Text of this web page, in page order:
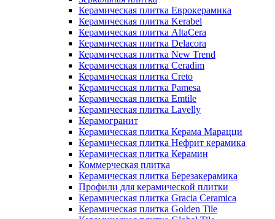
Керамическая плитка Еврокерамика
Керамическая плитка Kerabel
Керамическая плитка AltaCera
Керамическая плитка Delacora
Керамическая плитка New Trend
Керамическая плитка Ceradim
Керамическая плитка Creto
Керамическая плитка Pamesa
Керамическая плитка Emtile
Керамическая плитка Lavelly
Керамогранит
Керамическая плитка Керама Марацци
Керамическая плитка Нефрит керамика
Керамическая плитка Керамин
Коммерческая плитка
Керамическая плитка Березакерамика
Профили для керамической плитки
Керамическая плитка Gracia Ceramica
Керамическая плитка Golden Tile